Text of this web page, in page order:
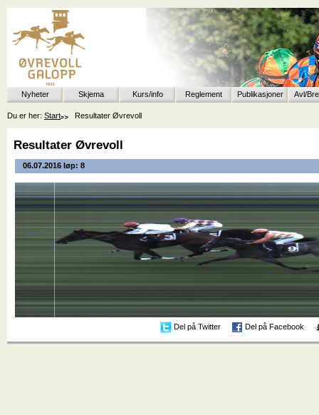
Nyheter Skjema Kurs/info Reglement Publikasjoner Avl/
Du er her: Start Resultater Øvrevoll
Resultater Øvrevoll
06.07.2016 løp: 8
Del på Twitter Del på Facebook